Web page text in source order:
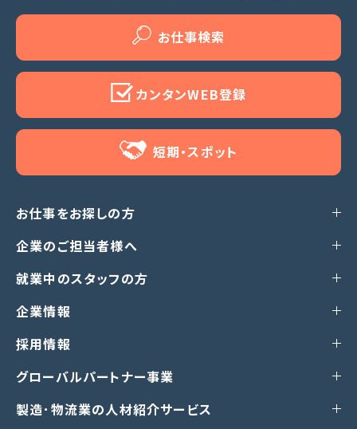
お仕事検索
カンタンWEB登録
短期・スポット
お仕事をお探しの方
企業のご担当者様へ
就業中のスタッフの方
企業情報
採用情報
グローバルパートナー事業
製造･物流業の人材紹介サービス